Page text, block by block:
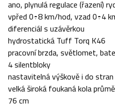
ano, plynulá regulace (řazení)
vpřed 0÷8 km/hod, vzad 0÷4
diferenciál s uzávěrkou
hydrostatická Tuff Torq K46
pracovní brzda, světlomet,
4 silentbloky
nastavitelná výškově i do stran
velká široká foukaná kola
76 cm